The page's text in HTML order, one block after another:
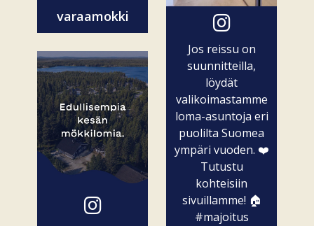
varaamokki
Jos reissu on
suunnitteilla,
löydät
valikoimastamme
loma-asuntoja eri
puolilta Suomea
ympäri vuoden. ❤️
Tutustu
kohteisiin
sivuillamme! 🏠
#majoitus